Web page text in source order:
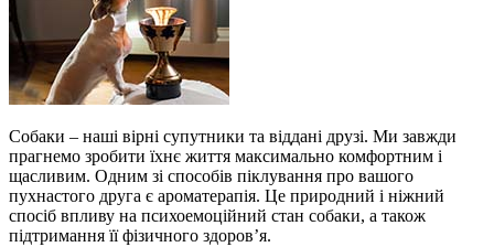
Собаки – наші вірні супутники та віддані друзі. Ми завжди
прагнемо зробити їхнє життя максимально комфортним і
щасливим. Одним зі способів піклування про вашого
пухнастого друга є ароматерапія. Це природний і ніжний
спосіб впливу на психоемоційний стан собаки, а також
підтримання її фізичного здоров’я.